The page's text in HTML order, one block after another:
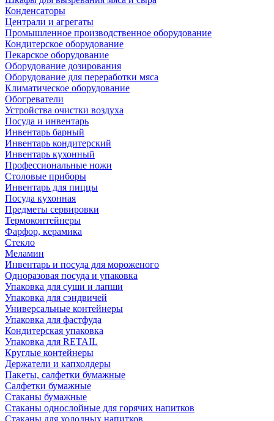
Конденсаторы
Централи и агрегаты
Промышленное производственное оборудование
Кондитерское оборудование
Пекарское оборудование
Оборудование дозирования
Оборудование для переработки мяса
Климатическое оборудование
Обогреватели
Устройства очистки воздуха
Посуда и инвентарь
Инвентарь барный
Инвентарь кондитерский
Инвентарь кухонный
Профессиональные ножи
Столовые приборы
Инвентарь для пиццы
Посуда кухонная
Предметы сервировки
Термоконтейнеры
Фарфор, керамика
Стекло
Меламин
Инвентарь и посуда для мороженого
Одноразовая посуда и упаковка
Упаковка для суши и лапши
Упаковка для сэндвичей
Универсальные контейнеры
Упаковка для фастфуда
Кондитерская упаковка
Упаковка для RETAIL
Круглые контейнеры
Держатели и капхолдеры
Пакеты, салфетки бумажные
Салфетки бумажные
Стаканы бумажные
Стаканы однослойные для горячих напитков
Стаканы для холодных напитков